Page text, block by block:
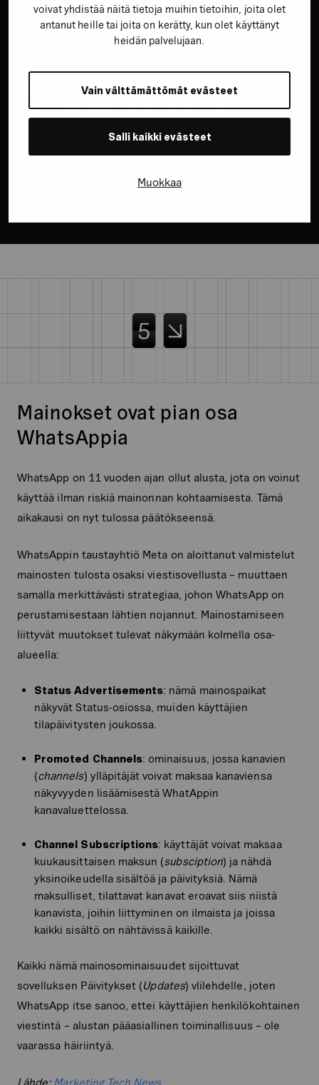
voivat yhdistää näitä tietoja muihin tietoihin, joita olet
antanut heille tai joita on kerätty, kun olet käyttänyt
heidän palvelujaan.
Vain välttämättömät evästeet
Salli kaikki evästeet
Muokkaa
TikTok on viestinyt aiheesta kertoen, että yhtiö haluaa
tarjota käyttäjille mahdollisuuden tukea hyvää tekeviä
sisältöä alustalta. Kuten niin monesti muulloinkin,
uudet ominaisuudet tulevat kuitenkin vasta
Mainokset ovat pian osa
WhatsAppia
WhatsApp on 11 vuoden ajan ollut alusta, jota on voinut
käyttää ilman riskiä mainonnan kohtaamisesta. Tämä
aikakausi on nyt tulossa päätökseensä.
WhatsAppin taustayhtiö Meta on aloittanut valmistelut
mainosten tulosta osaksi viestisovellusta – muuttaen
samalla merkittävästi strategiaa, johon WhatsApp on
perustamisestaan lähtien nojannut. Mainostamiseen
liittyvät muutokset tulevat näkymään kolmella osa-
alueella:
Status Advertisements: nämä mainospaikat
näkyvät Status-osiossa, muiden käyttäjien
tilapäivitysten joukossa.
Promoted Channels: ominaisuus, jossa kanavien
(channels) ylläpitäjät voivat maksaa kanaviensa
näkyvyyden lisäämisestä WhatAppin
kanavaluettelossa.
Channel Subscriptions: käyttäjät voivat maksaa
kuukausittaisen maksun (subsciption) ja nähdä
yksinoikeudella sisältöä ja päivityksiä. Nämä
maksulliset, tilattavat kanavat eroavat siis niistä
kanavista, joihin liittyminen on ilmaista ja joissa
kaikki sisältö on nähtävissä kaikille.
Kaikki nämä mainosominaisuudet sijoittuvat
sovelluksen Päivitykset (Updates) vlilehdelle, joten
WhatsApp itse sanoo, ettei käyttäjien henkilökohtainen
viestintä – alustan pääasiallinen toiminallisuus – ole
vaarassa häiriintyä.
Lähde: Marketing Tech News